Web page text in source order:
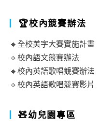
🏆校內競賽辦法
🔹全校美字大賽實施計畫
🔹校內語文競賽辦法
🔹校內英語歌唱競賽辦法
🔹校內英語歌唱競賽影片
🧸幼兒園專區